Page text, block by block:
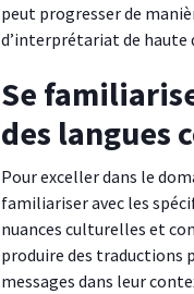
peut progresser de
d’interprétariat de haute
Se
des langues
Pour exceller dans le
familiariser avec les
nuances culturelles et
produire des traductions
messages dans leur